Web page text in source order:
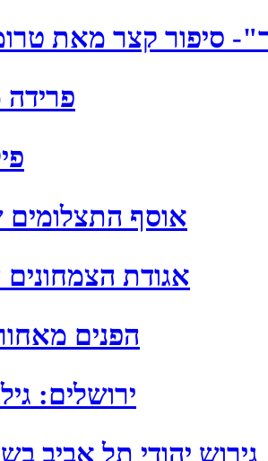
סיפור קצר מאת
אוסף התצלומים
אגודת הצמחונים
הפנים
ירושלים:
גירוש יהודי תל אביב בשנת